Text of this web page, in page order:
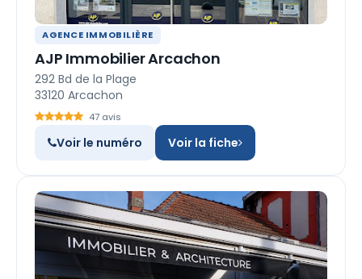
AGENCE IMMOBILIÈRE
AJP Immobilier Arcachon
292 Bd de la Plage
33120 Arcachon
47 avis
Voir le numéro Voir la fiche